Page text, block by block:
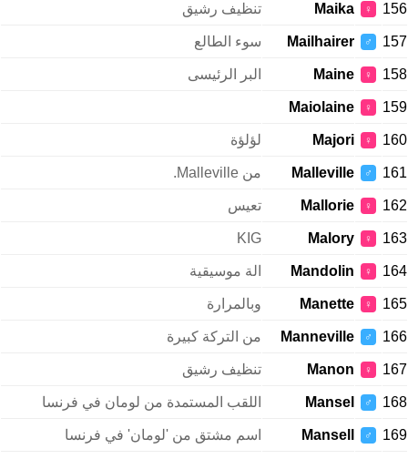
156
♀
Maika تنظيف رشيق
157
♂
Mailhairer سوء الطالع
158
♀
Maine البر الرئيسى
159
♀
Maiolaine
160
♀
Majori لؤلؤة
161
♂
Malleville من Malleville.
162
♀
Mallorie تعيس
163
♀
Malory
KIG
164
♀
Mandolin الة موسيقية
165
♀
Manette وبالمرارة
166
♂
Manneville من التركة كبيرة
167
♀
Manon تنظيف رشيق
168
♂
Mansel اللقب المستمدة من لومان في فرنسا
169
♂
Mansell اسم مشتق من 'لومان' في فرنسا